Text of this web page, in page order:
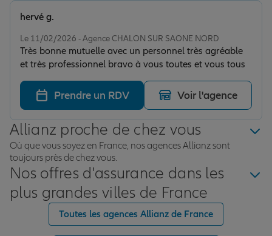
Le 11/02/2026 - Agence CHALON SUR SAONE NORD
Très bonne mutuelle avec un personnel très agréable
et très professionnel bravo à vous toutes et vous tous
hervé g.
Prendre un RDV Voir l'agence
Allianz proche de chez vous
Où que vous soyez en France, nos agences Allianz sont
toujours près de chez vous.
Nos offres d'assurance dans les
plus grandes villes de France
Toutes les agences Allianz de France